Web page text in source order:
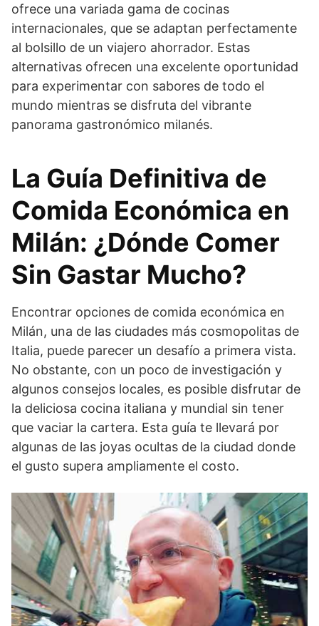
ofrece una variada gama de cocinas
internacionales, que se adaptan perfectamente
al bolsillo de un viajero ahorrador. Estas
alternativas ofrecen una excelente oportunidad
para experimentar con sabores de todo el
mundo mientras se disfruta del vibrante
panorama gastronómico milanés.
La Guía Definitiva de
Comida Económica en
Milán: ¿Dónde Comer
Sin Gastar Mucho?
Encontrar opciones de comida económica en
Milán, una de las ciudades más cosmopolitas de
Italia, puede parecer un desafío a primera vista.
No obstante, con un poco de investigación y
algunos consejos locales, es posible disfrutar de
la deliciosa cocina italiana y mundial sin tener
que vaciar la cartera. Esta guía te llevará por
algunas de las joyas ocultas de la ciudad donde
el gusto supera ampliamente el costo.